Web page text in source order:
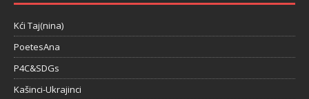
Kći Taj(nina)
PoetesAna
P4C&SDGs
Kašinci-Ukrajinci